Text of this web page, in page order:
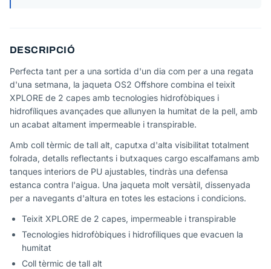
DESCRIPCIÓ
Perfecta tant per a una sortida d'un dia com per a una regata
d'una setmana, la jaqueta OS2 Offshore combina el teixit
XPLORE de 2 capes amb tecnologies hidrofòbiques i
hidrofíliques avançades que allunyen la humitat de la pell, amb
un acabat altament impermeable i transpirable.
Amb coll tèrmic de tall alt, caputxa d'alta visibilitat totalment
folrada, detalls reflectants i butxaques cargo escalfamans amb
tanques interiors de PU ajustables, tindràs una defensa
estanca contra l'aigua. Una jaqueta molt versàtil, dissenyada
per a navegants d'altura en totes les estacions i condicions.
Teixit XPLORE de 2 capes, impermeable i transpirable
Tecnologies hidrofòbiques i hidrofíliques que evacuen la
humitat
Coll tèrmic de tall alt